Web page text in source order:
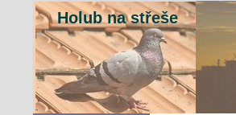
Holub na střeše